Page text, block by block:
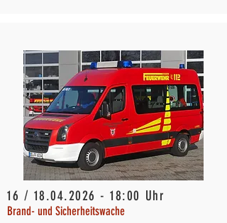
16 / 18.04.2026 - 18:00 Uhr
Brand- und Sicherheitswache